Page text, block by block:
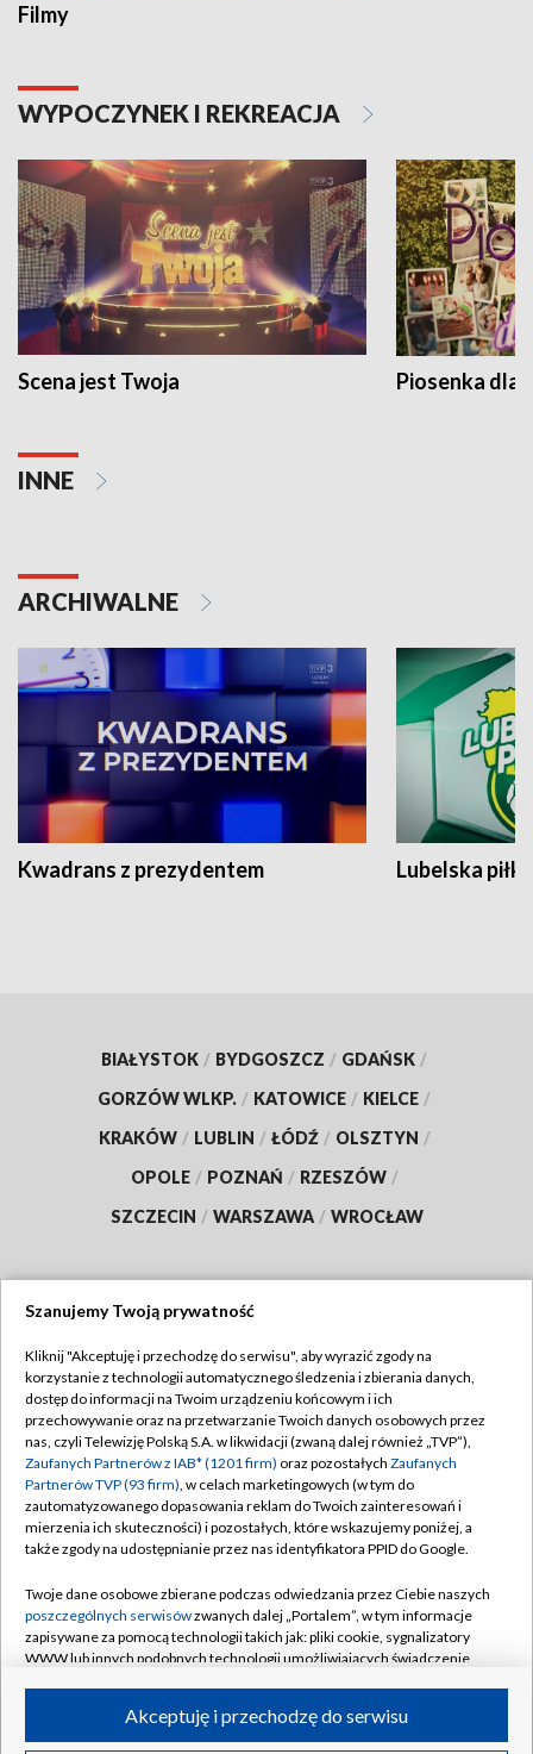
Filmy
WYPOCZYNEK I REKREACJA
Scena jest Twoja Piosenka dla
INNE
ARCHIWALNE
Kwadrans z prezydentem Lubelska piłka
BIAŁYSTOK / BYDGOSZCZ / GDAŃSK /
GORZÓW WLKP. / KATOWICE / KIELCE /
KRAKÓW / LUBLIN / ŁÓDŹ / OLSZTYN /
OPOLE / POZNAŃ / RZESZÓW /
SZCZECIN / WARSZAWA / WROCŁAW
TVP
Abonament TVP
Emisja w TVP
Centrum informacji TVP
Naziemna Telewizja Cyfrowa
Rada Programowa
System NOS
Informacje o nadawcy
Program dla prasy
Regulamin TVP
Polityka prywatności
Moje zgody
Pomoc
Kontakt
Kanały
Szanujemy Twoją prywatność
Kliknij "Akceptuję i przechodzę do serwisu", aby wyrazić zgody na
korzystanie z technologii automatycznego śledzenia i zbierania danych,
dostęp do informacji na Twoim urządzeniu końcowym i ich
przechowywanie oraz na przetwarzanie Twoich danych osobowych przez
nas, czyli Telewizję Polską S.A. w likwidacji (zwaną dalej również „TVP”),
Zaufanych Partnerów z IAB* (1201 firm) oraz pozostałych Zaufanych
Partnerów TVP (93 firm), w celach marketingowych (w tym do
zautomatyzowanego dopasowania reklam do Twoich zainteresowań i
mierzenia ich skuteczności) i pozostałych, które wskazujemy poniżej, a
także zgody na udostępnianie przez nas identyfikatora PPID do Google.
Twoje dane osobowe zbierane podczas odwiedzania przez Ciebie naszych
poszczególnych serwisówzwanych dalej „Portalem”, w tym informacje
zapisywane za pomocą technologii takich jak: pliki cookie, sygnalizatory
WWW lub innych podobnych technologii umożliwiających świadczenie
ruchu w Internecie.Akceptuję i przechodzę do serwisu